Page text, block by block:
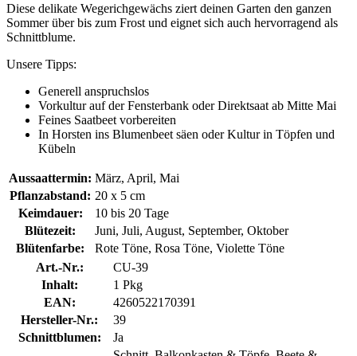
Diese delikate Wegerichgewächs ziert deinen Garten den ganzen
Sommer über bis zum Frost und eignet sich auch hervorragend als
Schnittblume.
Unsere Tipps:
Generell anspruchslos
Vorkultur auf der Fensterbank oder Direktsaat ab Mitte Mai
Feines Saatbeet vorbereiten
In Horsten ins Blumenbeet säen oder Kultur in Töpfen und
Kübeln
Aussaattermin: März, April, Mai
Pflanzabstand: 20 x 5 cm
Keimdauer:
10 bis 20 Tage
Blütezeit:
Juni, Juli, August, September, Oktober
Blütenfarbe:
Rote Töne, Rosa Töne, Violette Töne
Art.-Nr.:
CU-39
Inhalt:
1 Pkg
EAN:
4260522170391
Hersteller-Nr.:
39
Schnittblumen:
Ja